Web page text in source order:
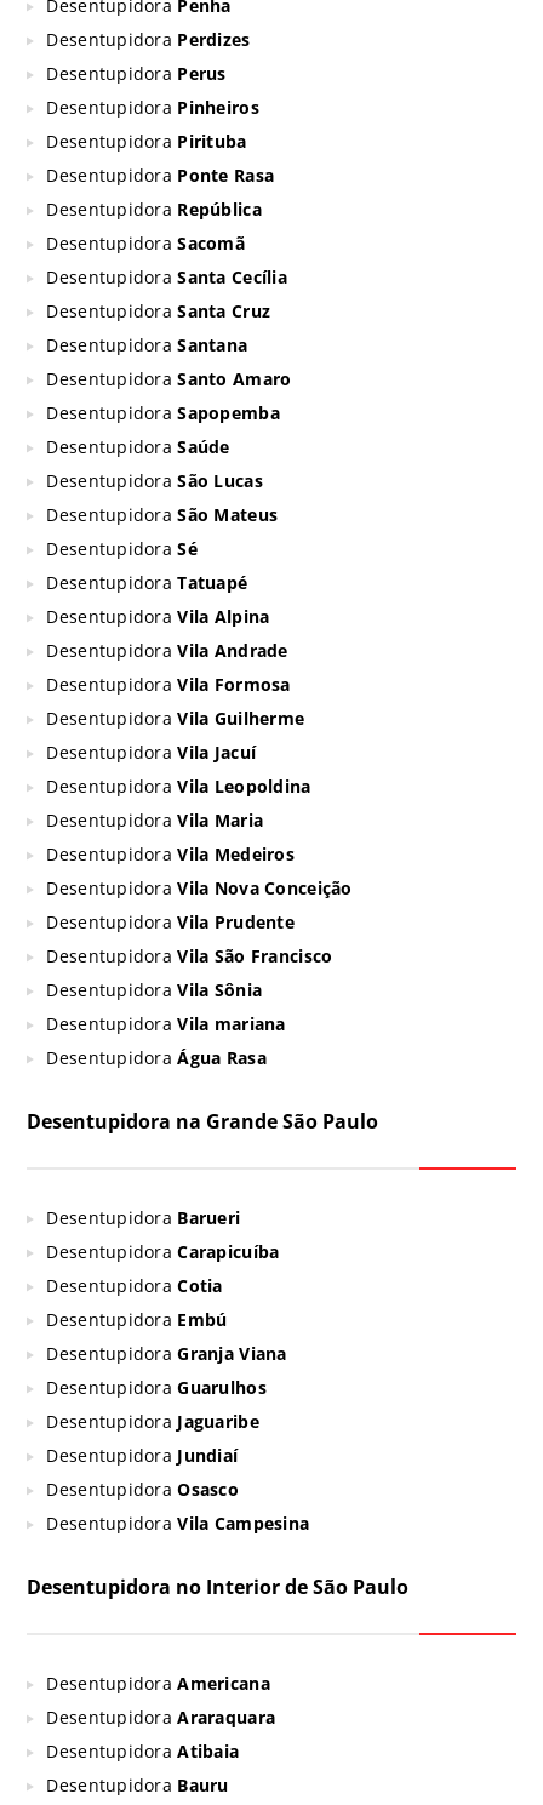
Desentupidora Penha
Desentupidora Perdizes
Desentupidora Perus
Desentupidora Pinheiros
Desentupidora Pirituba
Desentupidora Ponte Rasa
Desentupidora República
DesentupidoraSacomã
DesentupidoraSanta Cecília
DesentupidoraSanta Cruz
DesentupidoraSantana
DesentupidoraSanto Amaro
DesentupidoraSapopemba
DesentupidoraSaúde
DesentupidoraSão Lucas
DesentupidoraSão Mateus
DesentupidoraSé
DesentupidoraTatuapé
DesentupidoraVila Alpina
DesentupidoraVila Andrade
DesentupidoraVila Formosa
DesentupidoraVila Guilherme
DesentupidoraVila Jacuí
DesentupidoraVila Leopoldina
DesentupidoraVila Maria
DesentupidoraVila Medeiros
DesentupidoraVila Nova Conceição
DesentupidoraVila Prudente
DesentupidoraVila São Francisco
DesentupidoraVila Sônia
DesentupidoraVila mariana
DesentupidoraÁgua Rasa
Desentupidora na Grande São Paulo
Desentupidora Barueri
DesentupidoraCarapicuíba
DesentupidoraCotia
Desentupidora Embú
DesentupidoraGranja Viana
DesentupidoraGuarulhos
Desentupidora Jaguaribe
Desentupidora Jundiaí
DesentupidoraOsasco
DesentupidoraVila Campesina
Desentupidora no Interior de São Paulo
DesentupidoraAmericana
DesentupidoraAraraquara
DesentupidoraAtibaia
Desentupidora Bauru